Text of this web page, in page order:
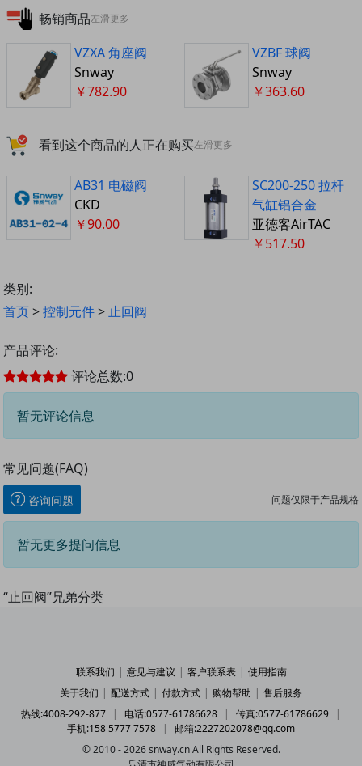
畅销商品左滑更多
VZXA 角座阀
Snway
￥782.90
VZBF 球阀
Snway
￥363.60
看到这个商品的人正在购买左滑更多
AB31 电磁阀
CKD
￥90.00
SC200-250 拉杆
气缸铝合金
亚德客AirTAC
￥517.50
类别:
首页>控制元件>止回阀
产品评论:
评论总数:0
暂无评论信息
常见问题(FAQ)
咨询问题 问题仅限于产品规格
暂无更多提问信息
“止回阀”兄弟分类
联系我们 | 意见与建议 | 客户联系表 | 使用指南
关于我们 | 配送方式 | 付款方式 | 购物帮助 | 售后服务
热线:4008-292-877
| 电话:0577-61786628 | 传真:0577-61786629
|
手机:158 5777 7578
|
邮箱:2227202078@qq.com
© 2010 - 2026 snway.cn All Rights Reserved.